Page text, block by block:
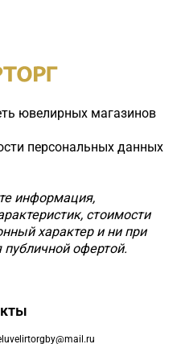
ювелирных магазинов
персональных данных
информация,
стоимости
характер и ни при
публичной офертой.